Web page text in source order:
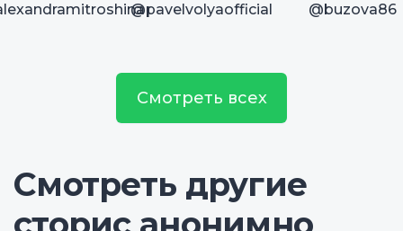
@pavelvolyaofficial @buzova86
Смотреть всех
Смотреть другие